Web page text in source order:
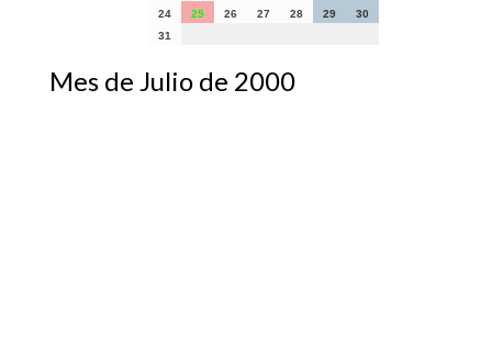
24
25 26 27 28 29
30
31
Mes de Julio de 2000